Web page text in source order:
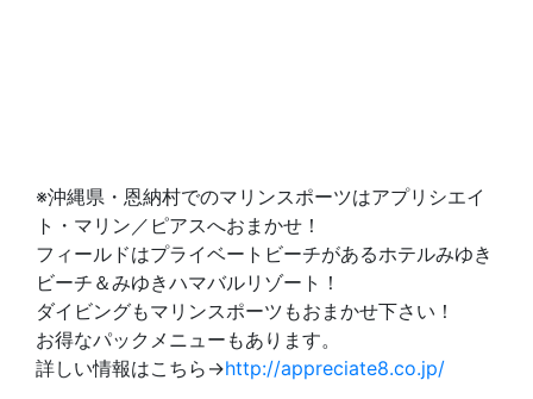
※沖縄県・恩納村でのマリンスポーツはアプリシエイ
ト・マリン／ピアスへおまかせ！
フィールドはプライベートビーチがあるホテルみゆき
ビーチ＆みゆきハマバルリゾート！
ダイビングもマリンスポーツもおまかせ下さい！
お得なパックメニューもあります。
詳しい情報はこちら→http://appreciate8.co.jp/